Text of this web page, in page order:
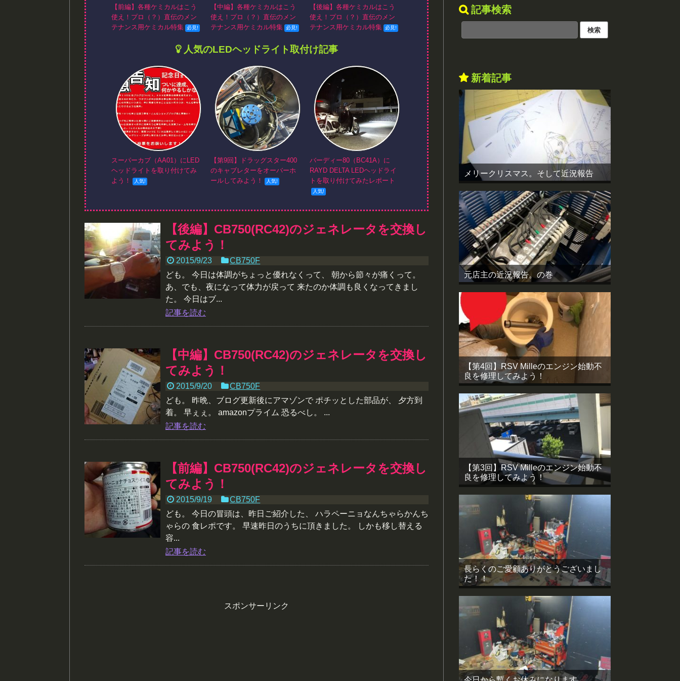
【前編】各種ケミカルはこう
使え！プロ（？）直伝のメン
テナンス用ケミカル特集
【中編】各種ケミカルはこう
使え！プロ（？）直伝のメン
テナンス用ケミカル特集
【後編】各種ケミカルはこう
使え！プロ（？）直伝のメン
テナンス用ケミカル特集
人気のLEDヘッドライト取付け記事
スーパーカブ（AA01）にLED
ヘッドライトを取り付けてみ
よう！
【第9回】ドラッグスター400
のキャブレターをオーバーホ
ールしてみよう！
バーディー80（BC41A）に
RAYD DELTA LEDヘッドライ
トを取り付けてみたレポート
【後編】CB750(RC42)のジェネレータを交換し
てみよう！
2015/9/23
CB750F
ども。 今日は体調がちょっと優れなくって、 朝から節々が痛くって。
あ、でも、夜になって体力が戻って 来たのか体調も良くなってきまし
た。 今日はブ...
記事を読む
【中編】CB750(RC42)のジェネレータを交換し
てみよう！
2015/9/20
CB750F
ども。 昨晩、ブログ更新後にアマゾンで ポチッとした部品が、 夕方到
着。 早ぇぇ。 amazonプライム 恐るべし。 ...
記事を読む
【前編】CB750(RC42)のジェネレータを交換し
てみよう！
2015/9/19
CB750F
ども。 今日の冒頭は、昨日ご紹介した、 ハラペーニョなんちゃらかんち
ゃらの 食レポです。 早速昨日のうちに頂きました。 しかも移し替える
容...
記事を読む
スポンサーリンク
記事検索
新着記事
メリークリスマス。そして近況報告
元店主の近況報告。の巻
【第4回】RSV Milleのエンジン始動不
良を修理してみよう！
【第3回】RSV Milleのエンジン始動不
良を修理してみよう！
長らくのご愛顧ありがとうございまし
た！！